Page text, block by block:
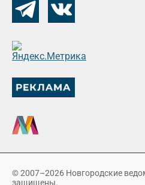
© 2007–2026 Новгородские
защищены.